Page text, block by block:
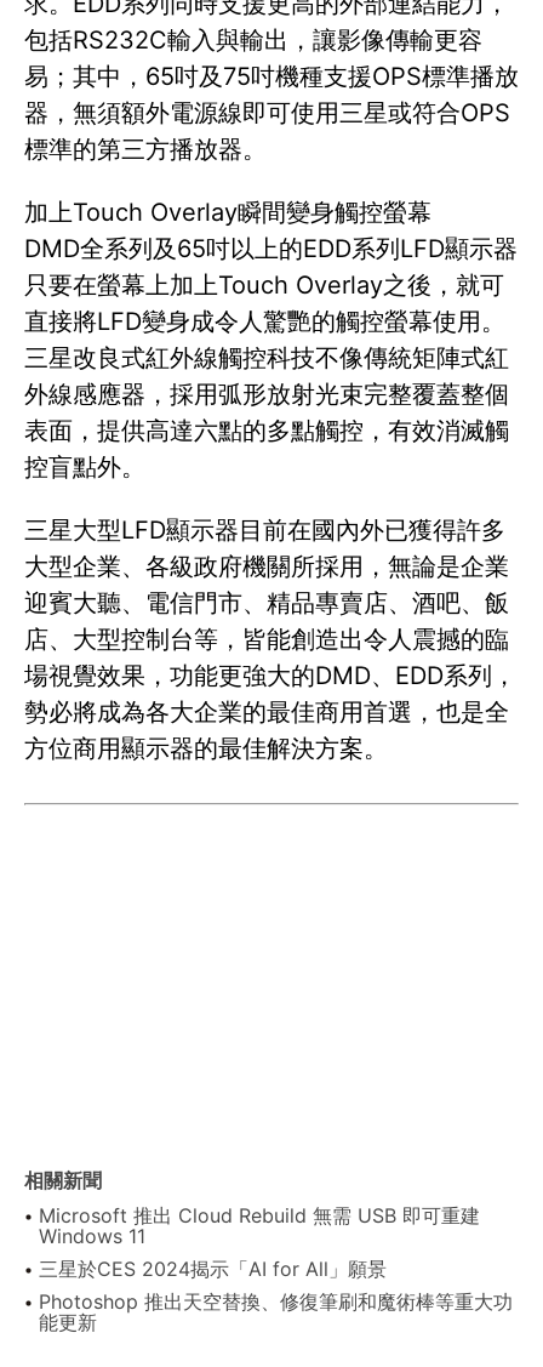
包括RS232C輸入與輸出，讓影像傳輸更容
易；其中，65吋及75吋機種支援OPS標準播放
器，無須額外電源線即可使用三星或符合OPS
標準的第三方播放器。
加上Touch Overlay瞬間變身觸控螢幕
DMD全系列及65吋以上的EDD系列LFD顯示器
只要在螢幕上加上Touch Overlay之後，就可
直接將LFD變身成令人驚艷的觸控螢幕使用。
三星改良式紅外線觸控科技不像傳統矩陣式紅
外線感應器，採用弧形放射光束完整覆蓋整個
表面，提供高達六點的多點觸控，有效消滅觸
控盲點外。
三星大型LFD顯示器目前在國內外已獲得許多
大型企業、各級政府機關所採用，無論是企業
迎賓大聽、電信門市、精品專賣店、酒吧、飯
店、大型控制台等，皆能創造出令人震撼的臨
場視覺效果，功能更強大的DMD、EDD系列，
勢必將成為各大企業的最佳商用首選，也是全
方位商用顯示器的最佳解決方案。
相關新聞
Microsoft 推出 Cloud Rebuild 無需 USB 即可重建
Windows 11
三星於CES 2024揭示「AI for All」願景
Photoshop 推出天空替換、修復筆刷和魔術棒等重大功
能更新